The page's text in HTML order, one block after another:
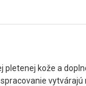
pletenej kože a
vytvárajú